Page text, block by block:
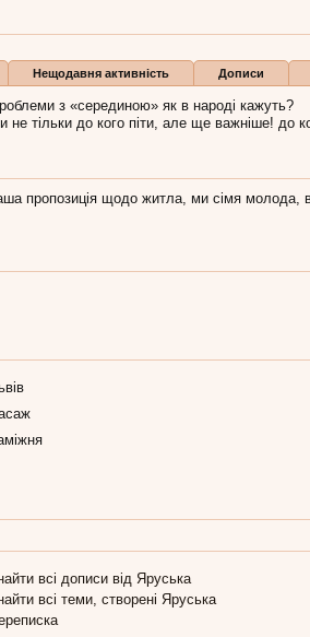
Нещодавня активність Дописи
з «серединою» як в народі кажуть?
не тільки до кого піти, але ще важніше!
пропозиція щодо житла, ми сімя молода,
всі дописи від Яруська
всі теми, створені Яруська